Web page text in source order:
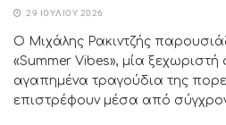
29 ΙΟΥΛΊΟΥ 2026
Ο Μιχάλης Ρακιντζής
«Summer Vibes», μία ξεχωριστή
αγαπημένα τραγούδια της
επιστρέφουν μέσα από